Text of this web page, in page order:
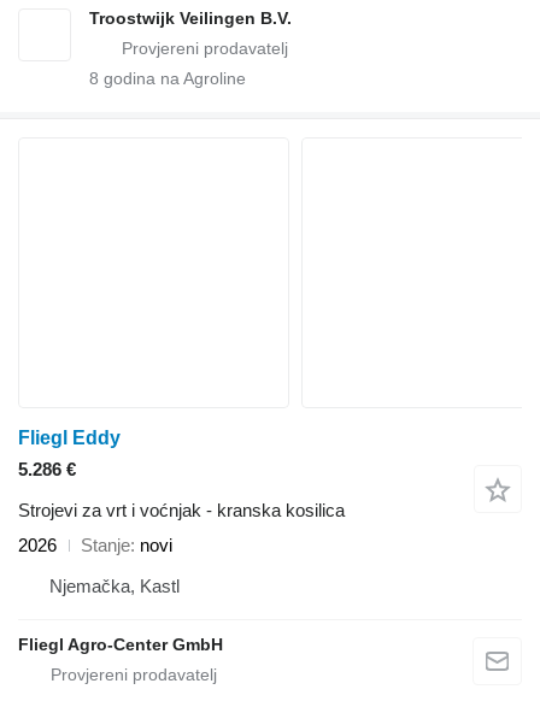
Troostwijk Veilingen B.V.
8 godina na Agroline
Fliegl Eddy
5.286 €
Strojevi za vrt i voćnjak - kranska kosilica
2026
Stanje novi
Njemačka, Kastl
Fliegl Agro-Center GmbH